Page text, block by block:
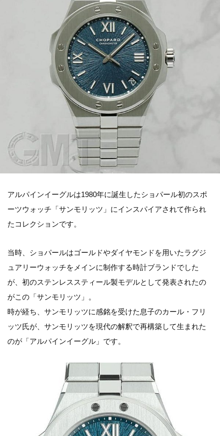
アルパインイーグルは1980年に誕生したショパール初のスポ
ーツウォッチ「サンモリッツ」にインスパイアされて作られ
たコレクションです。
当時、ショパールはゴールドやダイヤモンドを用いたラグジ
ュアリーウォッチをメインに制作する時計ブランドでした
が、初のステンレススティール製モデルとして発表されたの
がこの「サンモリッツ」。
時が経ち、サンモリッツに感銘を受けた息子のカール・フリ
ッツ氏が、サンモリッツを現代の解釈で再構築して生まれた
のが「アルパインイーグル」です。